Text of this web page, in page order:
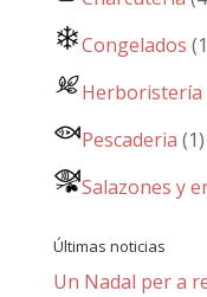
Congelados
Herboristería
Pescaderia (1)
Salazones y
Últimas noticias
Un Nadal per a